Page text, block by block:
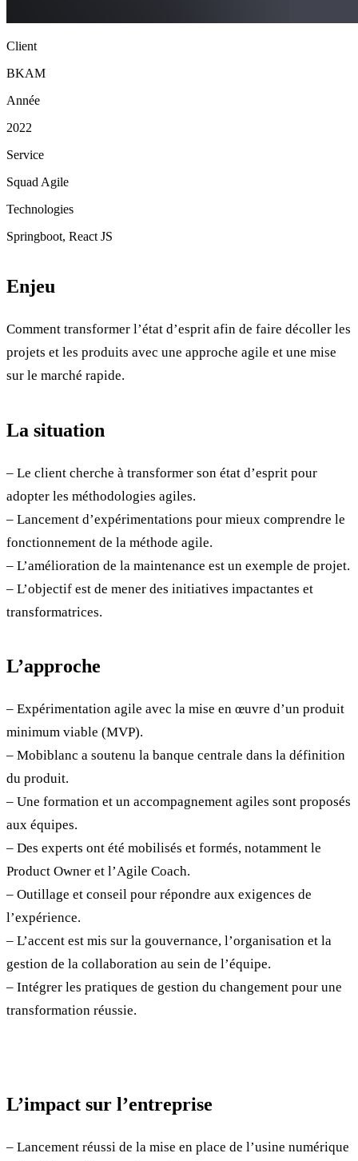
Client
BKAM
Année
2022
Service
Squad Agile
Technologies
Springboot, React JS
Enjeu
Comment transformer l’état d’esprit afin de faire décoller les
projets et les produits avec une approche agile et une mise
sur le marché rapide.
La situation
– Le client cherche à transformer son état d’esprit pour
adopter les méthodologies agiles.
– Lancement d’expérimentations pour mieux comprendre le
fonctionnement de la méthode agile.
– L’amélioration de la maintenance est un exemple de projet.
– L’objectif est de mener des initiatives impactantes et
transformatrices.
L’approche
– Expérimentation agile avec la mise en œuvre d’un produit
minimum viable (MVP).
– Mobiblanc a soutenu la banque centrale dans la définition
du produit.
– Une formation et un accompagnement agiles sont proposés
aux équipes.
– Des experts ont été mobilisés et formés, notamment le
Product Owner et l’Agile Coach.
– Outillage et conseil pour répondre aux exigences de
l’expérience.
– L’accent est mis sur la gouvernance, l’organisation et la
gestion de la collaboration au sein de l’équipe.
– Intégrer les pratiques de gestion du changement pour une
transformation réussie.
L’impact sur l’entreprise
– Lancement réussi de la mise en place de l’usine numérique